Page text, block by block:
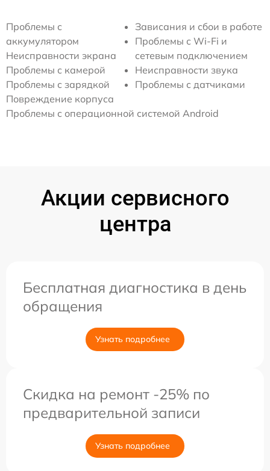
Проблемы с
аккумулятором
Неисправности экрана
Проблемы с камерой
Проблемы с зарядкой
Зависания и сбои в работе
Проблемы с Wi-Fi и
сетевым подключением
Неисправности звука
Проблемы с датчиками
Повреждение корпуса
Проблемы с операционной системой Android
Акции сервисного
центра
Бесплатная диагностика в день
обращения
Узнать подробнее
Скидка на ремонт -25% по
предварительной записи
Узнать подробнее